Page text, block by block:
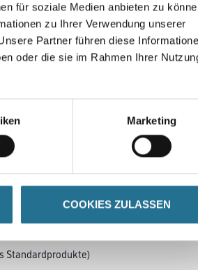
für soziale Medien anbieten zu
zu Ihrer Verwendung unserer
Partner führen diese
oder die sie im Rahmen Ihrer
Marketing
COOKIES ZULASSEN
DATENBLÄTTER
Standardprodukte)